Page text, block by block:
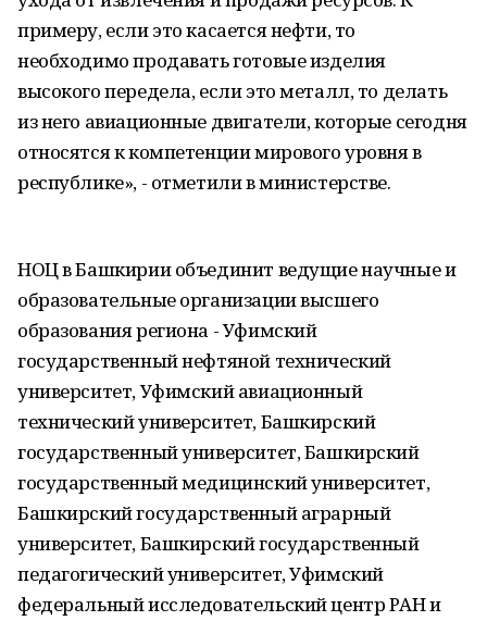
примеру, если это касается нефти, то
необходимо продавать готовые изделия
высокого передела, если это металл, то делать
из него авиационные двигатели, которые сегодня
относятся к компетенции мирового уровня в
республике», - отметили в министерстве.
НОЦ в Башкирии объединит ведущие научные и
образовательные организации высшего
образования региона - Уфимский
государственный нефтяной технический
университет, Уфимский авиационный
технический университет, Башкирский
государственный университет, Башкирский
государственный медицинский университет,
Башкирский государственный аграрный
университет, Башкирский государственный
педагогический университет, Уфимский
федеральный исследовательский центр РАН и